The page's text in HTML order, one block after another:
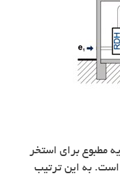
مطبوع برای استخر
است. به این ترتیب